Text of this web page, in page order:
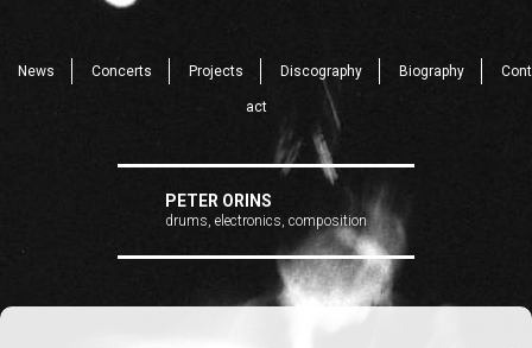
News Concerts Projects Discography Biography Cont
act
PETER ORINS
drums, electronics, composition